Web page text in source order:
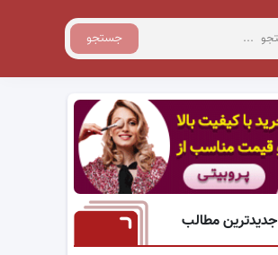
جستجو
جدیدترین مطالب